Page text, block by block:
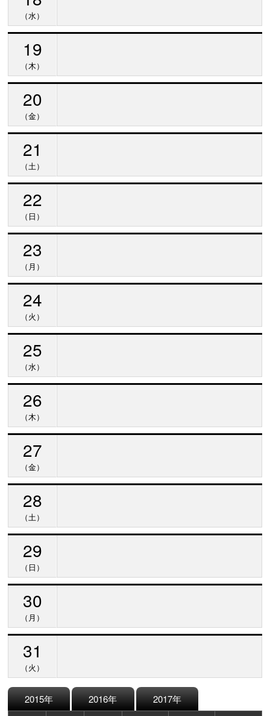
（水）
19
（木）
20
（金）
21
（土）
22
（日）
23
（月）
24
（火）
25
（水）
26
（木）
27
（金）
28
（土）
29
（日）
30
（月）
31
（火）
2015年 2016年 2017年